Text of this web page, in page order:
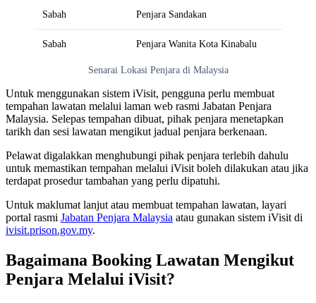
Sabah Penjara Sandakan
Sabah Penjara Wanita Kota Kinabalu
Senarai Lokasi Penjara di Malaysia
Untuk menggunakan sistem iVisit, pengguna perlu membuat
tempahan lawatan melalui laman web rasmi Jabatan Penjara
Malaysia. Selepas tempahan dibuat, pihak penjara menetapkan
tarikh dan sesi lawatan mengikut jadual penjara berkenaan.
Pelawat digalakkan menghubungi pihak penjara terlebih dahulu
untuk memastikan tempahan melalui iVisit boleh dilakukan atau jika
terdapat prosedur tambahan yang perlu dipatuhi.
Untuk maklumat lanjut atau membuat tempahan lawatan, layari
portal rasmi Jabatan Penjara Malaysia atau gunakan sistem iVisit di
ivisit.prison.gov.my.
Bagaimana Booking Lawatan Mengikut
Penjara Melalui iVisit?